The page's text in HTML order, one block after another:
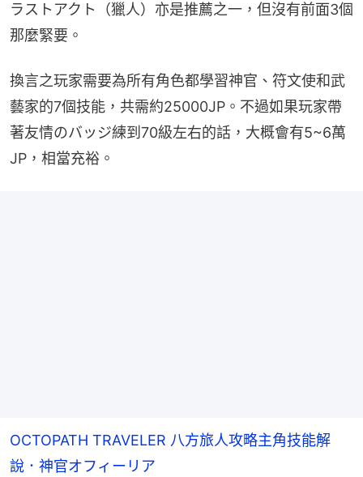
ラストアクト（獵人）亦是推薦之一，但沒有前面3個
那麼緊要。
換言之玩家需要為所有角色都學習神官、符文使和武
藝家的7個技能，共需約25000JP。不過如果玩家帶
著友情のバッジ練到70級左右的話，大概會有5~6萬
JP，相當充裕。
OCTOPATH TRAVELER 八方旅人攻略主角技能解
說．神官オフィーリア